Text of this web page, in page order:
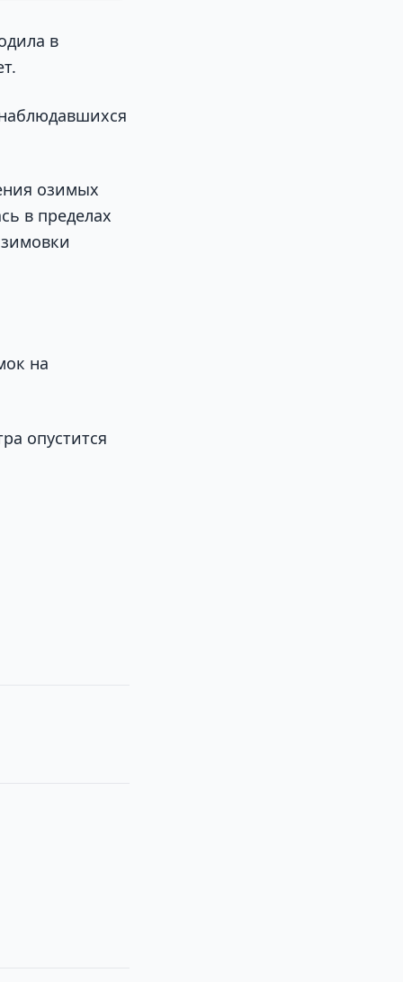
в
озимых
в пределах
на
опустится